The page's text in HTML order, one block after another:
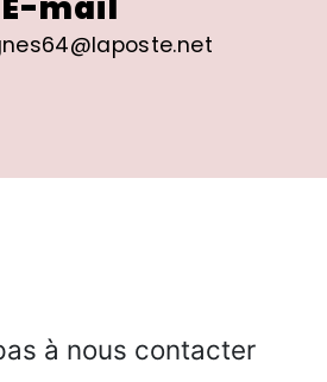
à nous contacter